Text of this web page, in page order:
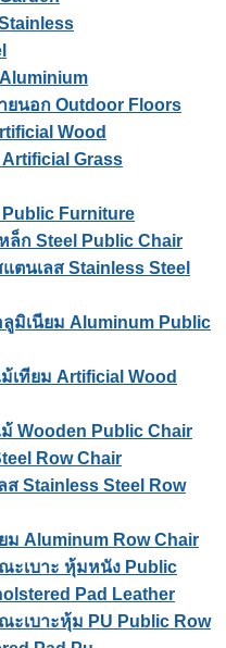
ยนอก Outdoor Floors
Wood
Grass
Furniture
ล็ก Steel Public Chair
ตนเลส Stainless Steel
มิเนียม Aluminum Public
เทียม Artificial Wood
Wooden Public Chair
Row Chair
ส Stainless Steel Row
ม Aluminum Row Chair
ะเบาะ หุ้มหนัง Public
Pad Leather
ะเบาะหุ้ม PU Public Row